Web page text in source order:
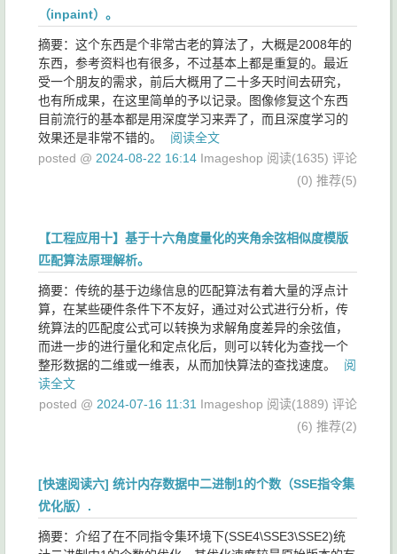
（inpaint）。
摘要：这个东西是个非常古老的算法了，大概是2008年的
东西，参考资料也有很多，不过基本上都是重复的。最近
受一个朋友的需求，前后大概用了二十多天时间去研究，
也有所成果，在这里简单的予以记录。图像修复这个东西
目前流行的基本都是用深度学习来弄了，而且深度学习的
效果还是非常不错的。
阅读全文
posted @ 2024-08-22 16:14 Imageshop 阅读(1635) 评论
(0) 推荐(5)
【工程应用十】基于十六角度量化的夹角余弦相似度模版
匹配算法原理解析。
摘要：传统的基于边缘信息的匹配算法有着大量的浮点计
算，在某些硬件条件下不友好，通过对公式进行分析，传
统算法的匹配度公式可以转换为求解角度差异的余弦值，
而进一步的进行量化和定点化后，则可以转化为查找一个
整形数据的二维或一维表，从而加快算法的查找速度。
阅
读全文
posted @ 2024-07-16 11:31 Imageshop 阅读(1889) 评论
(6) 推荐(2)
[快速阅读六] 统计内存数据中二进制1的个数（SSE指令集
优化版）.
摘要：介绍了在不同指令集环境下(SSE4\SSE3\SSE2)统